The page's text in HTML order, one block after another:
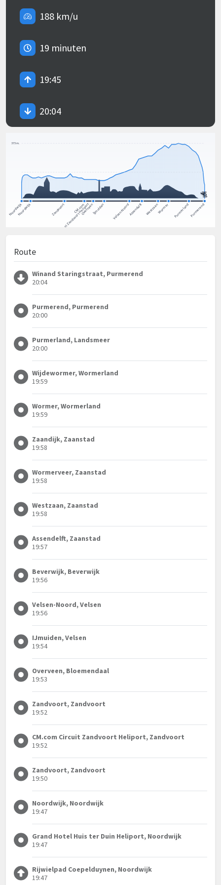
188 km/u
19 minuten
19:45
20:04
Route
Winand Staringstraat, Purmerend
20:04
Purmerend, Purmerend
20:00
Purmerland, Landsmeer
20:00
Wijdewormer, Wormerland
19:59
Wormer, Wormerland
19:59
Zaandijk, Zaanstad
19:58
Wormerveer, Zaanstad
19:58
Westzaan, Zaanstad
19:58
Assendelft, Zaanstad
19:57
Beverwijk, Beverwijk
19:56
Velsen-Noord, Velsen
19:56
IJmuiden, Velsen
19:54
Overveen, Bloemendaal
19:53
Zandvoort, Zandvoort
19:52
CM.com Circuit Zandvoort Heliport, Zandvoort
19:52
Zandvoort, Zandvoort
19:50
Noordwijk, Noordwijk
19:47
Grand Hotel Huis ter Duin Heliport, Noordwijk
19:47
Rijwielpad Coepelduynen, Noordwijk
19:47